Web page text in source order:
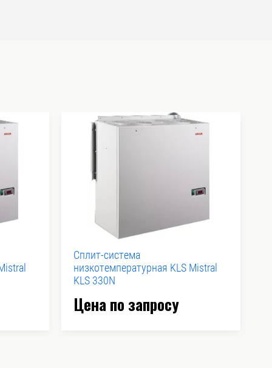
Сплит-система
низкотемпературная KLS Mistral
KLS 330N
Цена по запросу